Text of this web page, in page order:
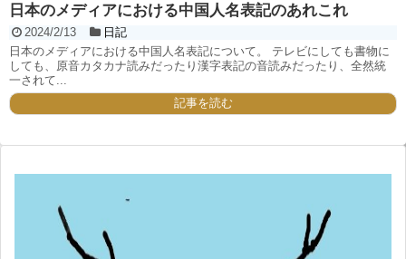
日本のメディアにおける中国人名表記のあれこれ
2024/2/13
日記
日本のメディアにおける中国人名表記について。 テレビにしても書物に
しても、原音カタカナ読みだったり漢字表記の音読みだったり、全然統
一されて...
記事を読む